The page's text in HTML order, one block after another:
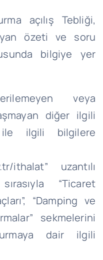
açılış Tebliği,
özeti ve soru
bilgiye yer
veya
diğer ilgili
ile ilgili bilgilere
ithalat” uzantılı
“Ticaret
“Damping ve
sekmelerini
dair ilgili